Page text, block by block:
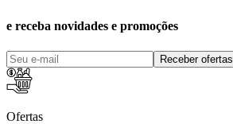
e receba novidades e promoções
Receber ofertas
Ofertas